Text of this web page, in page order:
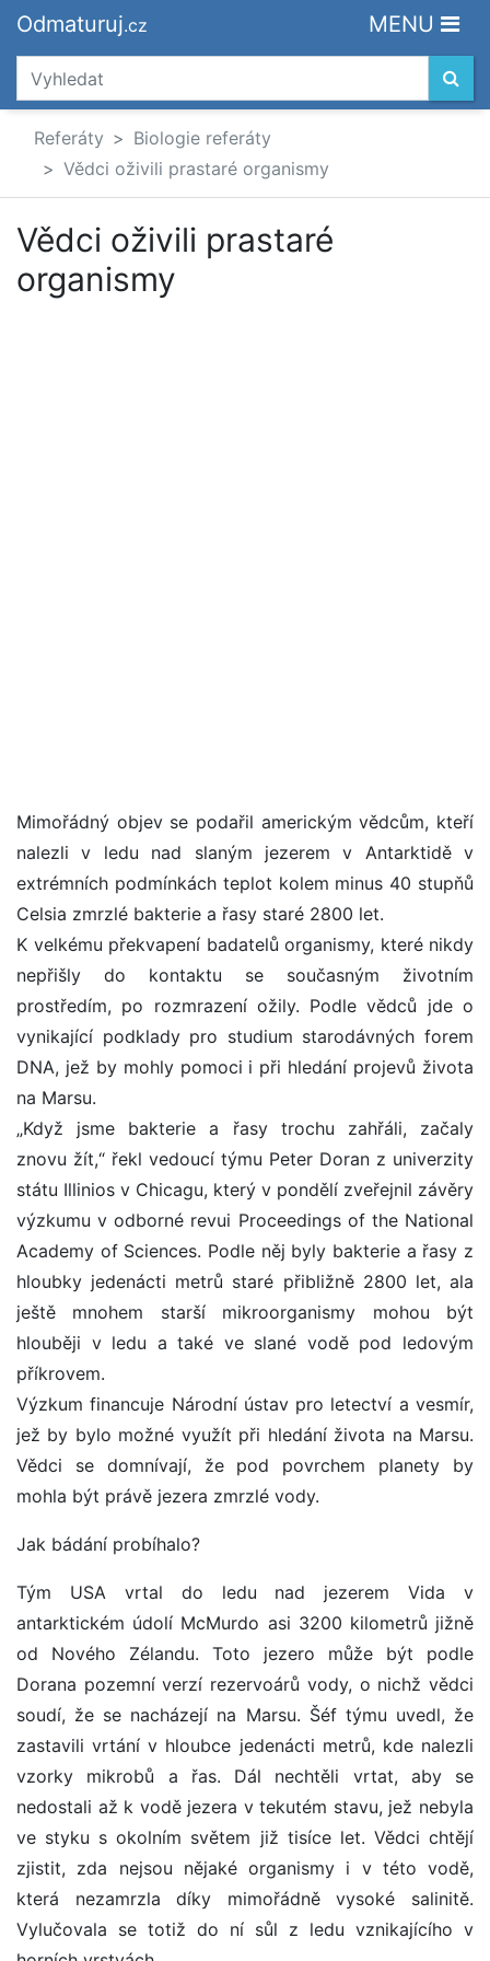
Odmaturuj.cz MENU
Referáty
Biologie referáty
Vědci oživili prastaré organismy
Vědci oživili prastaré
organismy
Mimořádný objev se podařil americkým vědcům, kteří
nalezli v ledu nad slaným jezerem v Antarktidě v
extrémních podmínkách teplot kolem minus 40 stupňů
Celsia zmrzlé bakterie a řasy staré 2800 let.
K velkému překvapení badatelů organismy, které nikdy
nepřišly do kontaktu se současným životním
prostředím, po rozmrazení ožily. Podle vědců jde o
vynikající podklady pro studium starodávných forem
DNA, jež by mohly pomoci i při hledání projevů života
na Marsu.
„Když jsme bakterie a řasy trochu zahřáli, začaly
znovu žít,“ řekl vedoucí týmu Peter Doran z univerzity
státu Illinios v Chicagu, který v pondělí zveřejnil závěry
výzkumu v odborné revui Proceedings of the National
Academy of Sciences. Podle něj byly bakterie a řasy z
hloubky jedenácti metrů staré přibližně 2800 let, ala
ještě mnohem starší mikroorganismy mohou být
hlouběji v ledu a také ve slané vodě pod ledovým
příkrovem.
Výzkum financuje Národní ústav pro letectví a vesmír,
jež by bylo možné využít při hledání života na Marsu.
Vědci se domnívají, že pod povrchem planety by
mohla být právě jezera zmrzlé vody.
Jak bádání probíhalo?
Tým USA vrtal do ledu nad jezerem Vida v
antarktickém údolí McMurdo asi 3200 kilometrů jižně
od Nového Zélandu. Toto jezero může být podle
Dorana pozemní verzí rezervoárů vody, o nichž vědci
soudí, že se nacházejí na Marsu. Šéf týmu uvedl, že
zastavili vrtání v hloubce jedenácti metrů, kde nalezli
vzorky mikrobů a řas. Dál nechtěli vrtat, aby se
nedostali až k vodě jezera v tekutém stavu, jež nebyla
ve styku s okolním světem již tisíce let. Vědci chtějí
zjistit, zda nejsou nějaké organismy i v této vodě,
která nezamrzla díky mimořádně vysoké salinitě.
Vylučovala se totiž do ní sůl z ledu vznikajícího v